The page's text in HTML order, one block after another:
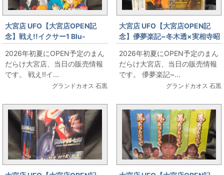
大宮店 UFO【大宮店OPEN記
念】戦え!!イクサー1 Blu-
rayBOX 初回限定版 お出ししま
す!!
2026年初夏にOPEN予定のまん
だらけ大宮店、当日の販売情報
です。 戦え!!イ...
グランドカオス 石黒
大宮店 UFO【大宮店OPEN記
念】儚夢楽記~冬木透×実相寺昭
雄 ミュージック・ヒストリー~
お出しします!!
2026年初夏にOPEN予定のまん
だらけ大宮店、当日の販売情報
です。 儚夢楽記~...
グランドカオス 石黒